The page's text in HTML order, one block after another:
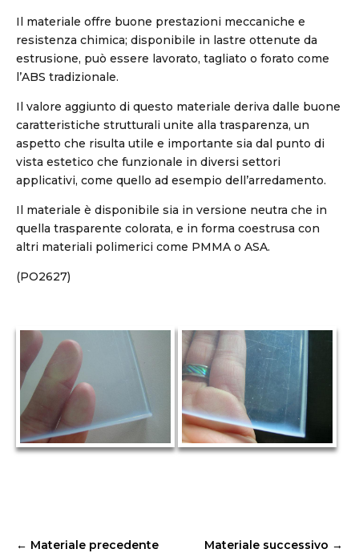
Il materiale offre buone prestazioni meccaniche e
resistenza chimica; disponibile in lastre ottenute da
estrusione, può essere lavorato, tagliato o forato come
l’ABS tradizionale.
Il valore aggiunto di questo materiale deriva dalle buone
caratteristiche strutturali unite alla trasparenza, un
aspetto che risulta utile e importante sia dal punto di
vista estetico che funzionale in diversi settori
applicativi, come quello ad esempio dell’arredamento.
Il materiale è disponibile sia in versione neutra che in
quella trasparente colorata, e in forma coestrusa con
altri materiali polimerici come PMMA o ASA.
(PO2627)
← Materiale precedente Materiale successivo →